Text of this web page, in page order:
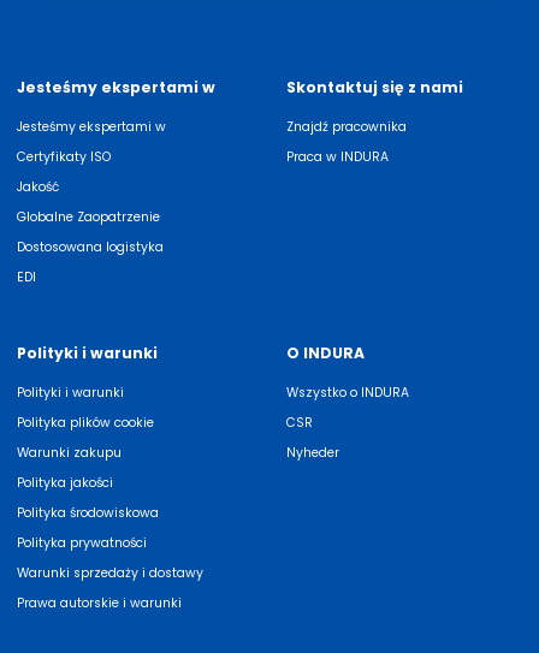
Jesteśmy ekspertami w
Jesteśmy ekspertami w
Certyfikaty ISO
Jakość
Globalne Zaopatrzenie
Dostosowana logistyka
EDI
Skontaktuj się z nami
Znajdź pracownika
Praca w INDURA
Polityki i warunki
Polityki i warunki
Polityka plików cookie
Warunki zakupu
Polityka jakości
Polityka środowiskowa
Polityka prywatności
Warunki sprzedaży i dostawy
Prawa autorskie i warunki
O INDURA
Wszystko o INDURA
CSR
Nyheder